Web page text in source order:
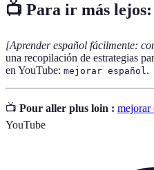
📺 Para ir más lejos:
[Aprender español fácilmente:
una recopilación de estrategias
en YouTube: mejorar español.
📺 Pour aller plus loin : mejorar
YouTube